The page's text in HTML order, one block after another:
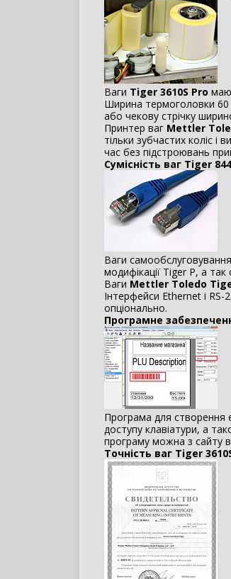
Ваги Tiger 3610S Pro
Ширина термоголовки
або чекову стрічку
Принтер ваг Mettler
тільки зубчастих коліс і
час без підстроювань
Сумісність ваг Tiger
Ваги самообслуговування
модифікації Tiger P, а
Ваги Mettler Toledo
Інтерфейси Ethernet і
опціонально.
Програмне
Програма для створення
доступу клавіатури, а
програму можна з сайту в
Точність ваг Tiger